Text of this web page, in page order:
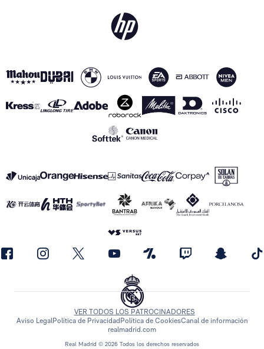
Real Madrid © 2026 Todos los derechos reservados
VER TODOS LOS PATROCINADORES
Aviso LegalPolítica de Privacidad Política de CookiesCanal de información
realmadrid.com